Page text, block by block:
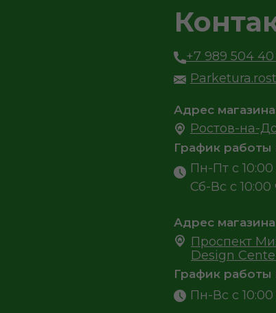
График работы
+7 989 504
Ростов-на-
Пн-Пт с 10:00
Сб-Вс с 10:00
Проспект
Design
График работы
Пн-Вс с 10:00
Адрес
Адрес